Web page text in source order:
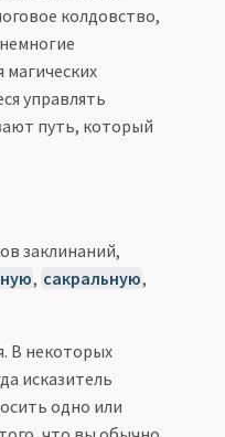
колдовство,
управлять
путь, который
заклинаний,
, сакральную,
В некоторых
исказитель
одно или